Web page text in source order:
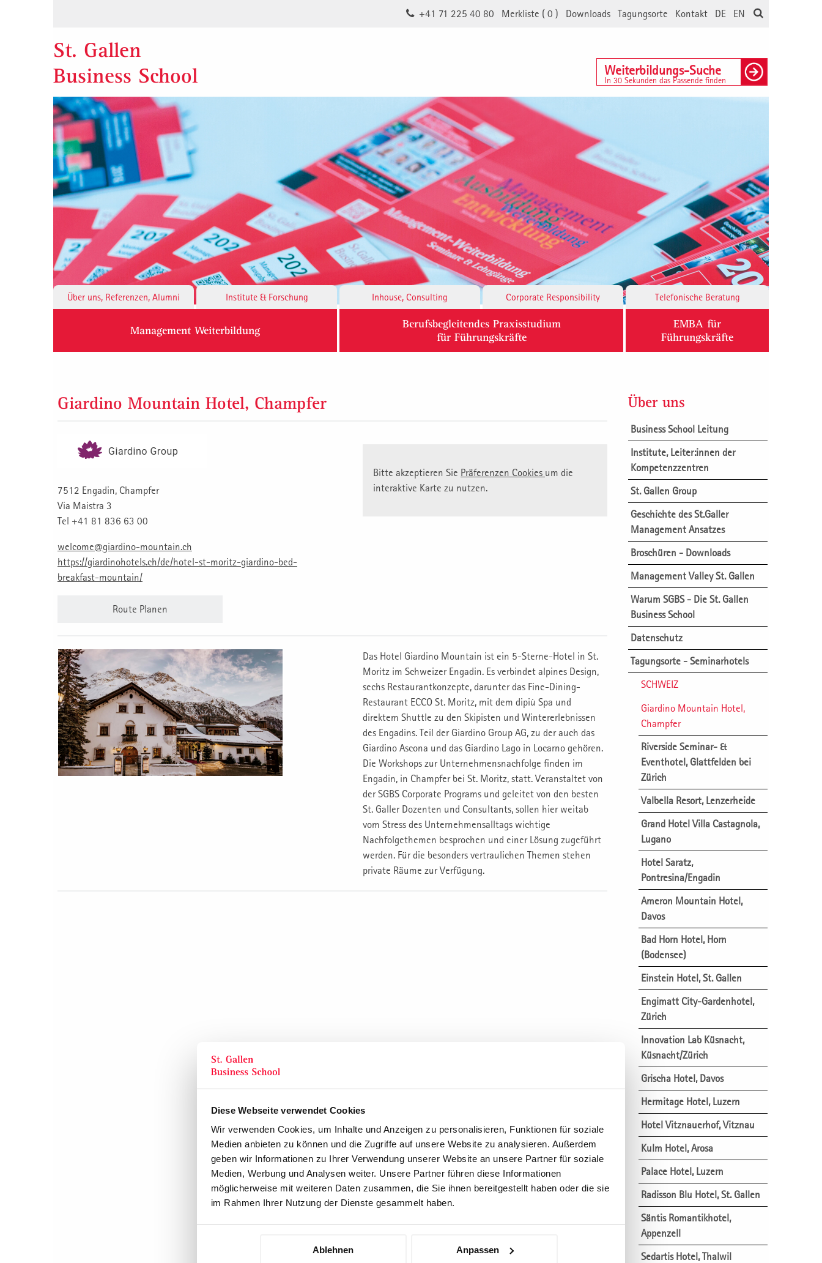
Diese Webseite verwendet Cookies
Wir verwenden Cookies, um Inhalte und Anzeigen zu personalisieren, Funktionen für soziale
Medien anbieten zu können und die Zugriffe auf unsere Website zu analysieren. Außerdem
geben wir Informationen zu Ihrer Verwendung unserer Website an unsere Partner für soziale
Medien, Werbung und Analysen weiter. Unsere Partner führen diese Informationen
möglicherweise mit weiteren Daten zusammen, die Sie ihnen bereitgestellt haben oder die sie
im Rahmen Ihrer Nutzung der Dienste gesammelt haben.
Ablehnen Anpassen
EN
DE
Kontakt
Tagungsorte
Downloads
Merkliste (0 )
+41 71 225 40 80
St. Gallen
Business School
Weiterbildungs-Suche
In 30 Sekunden das Passende finden
Über uns, Referenzen, Alumni Institute & Forschung Inhouse, Consulting Corporate Responsibility Telefonische Beratung
Management Weiterbildung
Berufsbegleitendes Praxisstudium
für Führungskräfte
EMBA für
Führungskräfte
Giardino Mountain Hotel, Champfer
7512 Engadin, Champfer
Via Maistra 3
Tel +41 81 836 63 00
welcome@giardino-mountain.ch
https://giardinohotels.ch/de/hotel-st-moritz-giardino-bed-
breakfast-mountain/
Route Planen
Bitte akzeptieren Sie Präferenzen Cookies um die
interaktive Karte zu nutzen.
Das Hotel Giardino Mountain ist ein 5-Sterne-Hotel in St.
Moritz im Schweizer Engadin. Es verbindet alpines Design,
sechs Restaurantkonzepte, darunter das Fine-Dining-
Restaurant ECCO St. Moritz, mit dem dipiù Spa und
direktem Shuttle zu den Skipisten und Wintererlebnissen
des Engadins. Teil der Giardino Group AG, zu der auch das
Giardino Ascona und das Giardino Lago in Locarno gehören.
Die Workshops zur Unternehmensnachfolge finden im
Engadin, in Champfer bei St. Moritz, statt. Veranstaltet von
der SGBS Corporate Programs und geleitet von den besten
St. Galler Dozenten und Consultants, sollen hier weitab
vom Stress des Unternehmensalltags wichtige
Nachfolgethemen besprochen und einer Lösung zugeführt
werden. Für die besonders vertraulichen Themen stehen
private Räume zur Verfügung.
Über uns
Business School Leitung
Institute, Leiter:innen der
Kompetenzzentren
St. Gallen Group
Geschichte des St.Galler
Management Ansatzes
Broschüren - Downloads
Management Valley St. Gallen
Warum SGBS - Die St. Gallen
Business School
Datenschutz
Tagungsorte - Seminarhotels
SCHWEIZ
Giardino Mountain Hotel,
Champfer
Riverside Seminar- &
Eventhotel, Glattfelden bei
Zürich
Valbella Resort, Lenzerheide
Grand Hotel Villa Castagnola,
Lugano
Hotel Saratz,
Pontresina/Engadin
Ameron Mountain Hotel,
Davos
Bad Horn Hotel, Horn
(Bodensee)
Einstein Hotel, St. Gallen
Engimatt City-Gardenhotel,
Zürich
Innovation Lab Küsnacht,
Küsnacht/Zürich
Grischa Hotel, Davos
Hermitage Hotel, Luzern
Hotel Vitznauerhof, Vitznau
Kulm Hotel, Arosa
Palace Hotel, Luzern
Radisson Blu Hotel, St. Gallen
Säntis Romantikhotel,
Appenzell
Sedartis Hotel, Thalwil